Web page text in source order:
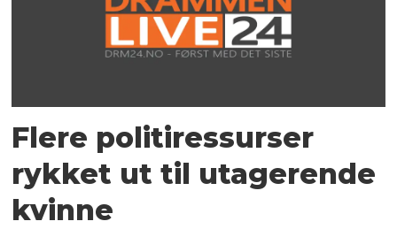
Flere politiressurser
rykket ut til utagerende
kvinne